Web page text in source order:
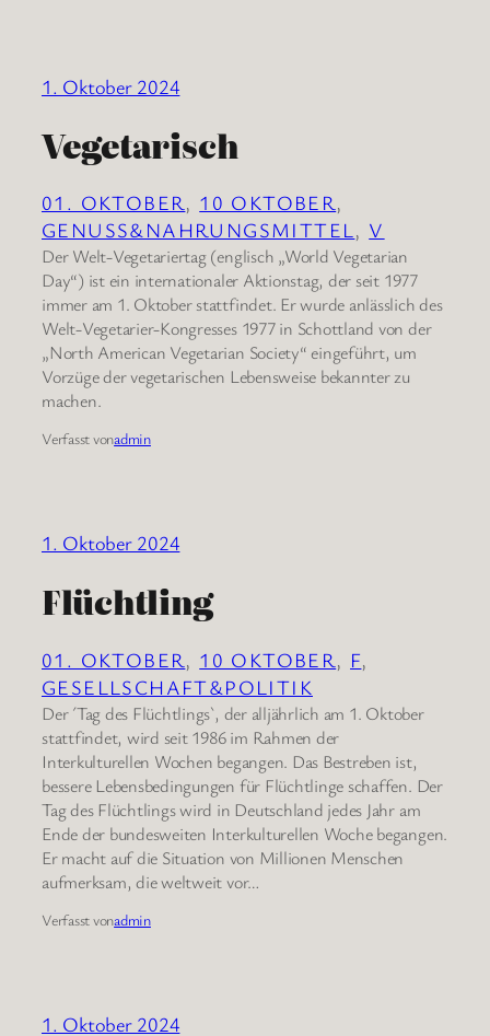
1. Oktober 2024
Vegetarisch
01. OKTOBER, 10 OKTOBER
GENUSS&NAHRUNGSMITTEL, V
Der Welt-Vegetariertag (englisch „World Vegetarian
Day“) ist ein internationaler Aktionstag, der seit 1977
immer am 1. Oktober stattfindet. Er wurde anlässlich des
Welt-Vegetarier-Kongresses 1977 in Schottland von der
„North American Vegetarian Society“ eingeführt, um
Vorzüge der vegetarischen Lebensweise bekannter zu
machen.
Verfasst vonadmin
1. Oktober 2024
Flüchtling
01. OKTOBER, 10 OKTOBER, F
GESELLSCHAFT&POLITIK
Der ´Tag des Flüchtlings`, der alljährlich am 1. Oktober
stattfindet, wird seit 1986 im Rahmen der
Interkulturellen Wochen begangen. Das Bestreben ist,
bessere Lebensbedingungen für Flüchtlinge schaffen. Der
Tag des Flüchtlings wird in Deutschland jedes Jahr am
Ende der bundesweiten Interkulturellen Woche begangen.
Er macht auf die Situation von Millionen Menschen
aufmerksam, die weltweit vor…
Verfasst vonadmin
1. Oktober 2024